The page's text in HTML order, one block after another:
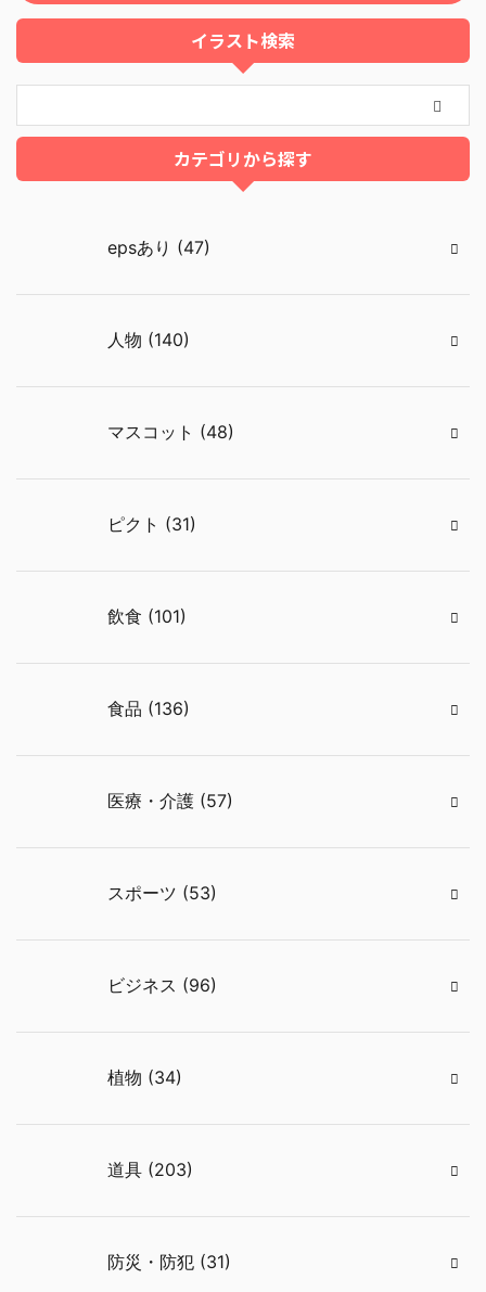
イラスト検索
カテゴリから探す
epsあり (47)
人物 (140)
マスコット (48)
ピクト (31)
飲食 (101)
食品 (136)
医療・介護 (57)
スポーツ (53)
ビジネス (96)
植物 (34)
道具 (203)
防災・防犯 (31)